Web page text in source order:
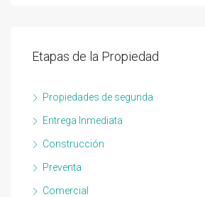
Etapas de la Propiedad
Propiedades de segunda
Entrega Inmediata
Construcción
Preventa
Comercial